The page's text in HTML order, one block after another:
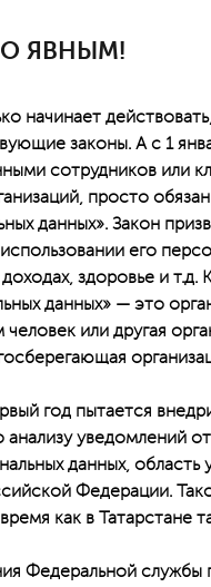
ЯВНЫМ!
начинает
законы. А с 1
сотрудников или
просто
данных». Закон
его
здоровье и т.д.
данных» — это
или другая
год пытается
уведомлений
данных, область
Федерации.
как в Татарстане
Федеральной